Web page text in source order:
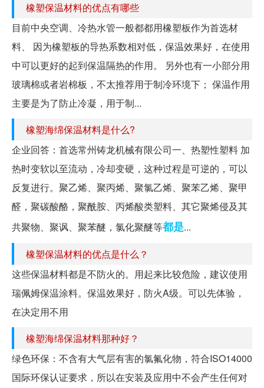
橡塑保温材料的优点有哪些
目前中央空调、冷热水管一般都都用橡塑板作为首选材
料、 因为橡塑板的导热系数相对低，保温效果好，在使用
中可以更好的起到保温隔热的作用。 另外也有一小部分用
玻璃棉或者岩棉板，不太推荐用于制冷环境下； 保温作用
主要是为了防止冷凝，用于制...
橡塑海绵保温材料是什么?
企业回答：首选常州铸龙机械有限公司一、热塑性塑料 加
热时变软以至流动，冷却变硬，这种过程是可逆的，可以
反复进行。聚乙烯、聚丙烯、聚氯乙烯、聚苯乙烯、聚甲
醛，聚碳酸酪，聚酰胺、丙烯酸类塑料、其它聚烯侵及其
共聚物、聚讽、聚苯醚，氯化聚醚等都是...
橡塑保温材料的优点是什么？
这些保温材料都是不防火的。用起来比较危险，建议使用
瑞佩姆保温涂料。保温效果好，防火A级。可以先体验，
在决定用不用
橡塑海绵保温材料那种好？
绿色环保：不含有大气层有害的氯氟化物，符合ISO14000
国际环保认证要求，所以在安装及应用中不会产生任何对